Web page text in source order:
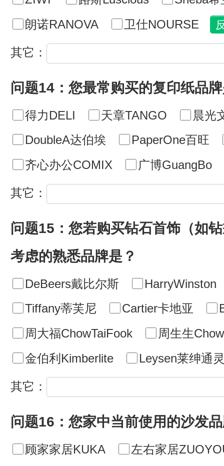
朗诺RANOVA
卫仕NOURSE
其它：
问题14：您最常购买的复印纸品
得力DELI 天章TANGO
晨光
DoubleA达伯埃
PaperOne百旺
齐心办公COMIX
广博GuangBo
其它：
问题15：您若购买钻石首饰（如
考虑的熟悉品牌是？
DeBeers戴比尔斯
HarryWinston
Tiffany蒂芙尼
Cartier卡地亚
周大福ChowTaiFook
周生生
金伯利Kimberlite
Leysen莱绅通
其它：
问题16：您家中当前使用的沙发
顾家家居KUKA
左右家居